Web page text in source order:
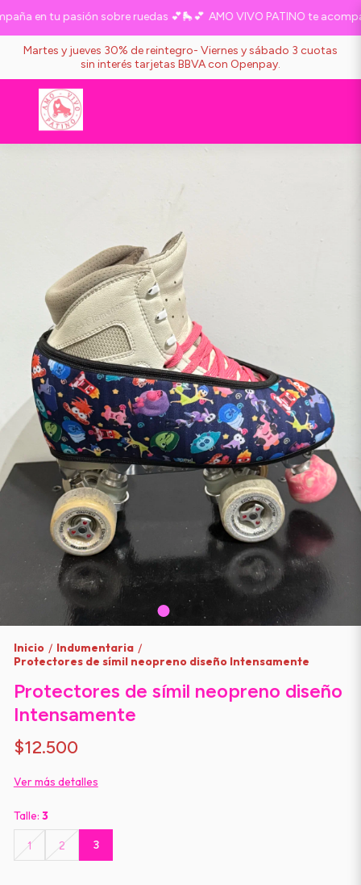
en tu pasión sobre ruedas 💕🛼💕 AMO VIVO PATINO te
Martes y jueves 30% de reintegro- Viernes y sábado 3 cuotas
sin interés tarjetas BBVA con Openpay.
Inicio / Indumentaria /
Protectores de símil neopreno diseño Intensamente
Protectores de símil neopreno diseño
Intensamente
$12.500
Ver más detalles
Talle: 3
1 2 3